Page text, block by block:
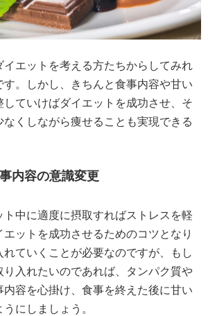
イエットを考える方たちからしてみれ
す。しかし、きちんと食事内容や甘い
していけばダイエットを成功させ、そ
くしながら痩せることも実現できる
内容の意識変更
中に適度に摂取すればストレスを軽
ットを成功させるためのコツとなり
れていくことが必要なのですが、もし
り入れたいのであれば、タンパク質や
内容を心掛け、食事を終えた後に甘い
にしましょう。